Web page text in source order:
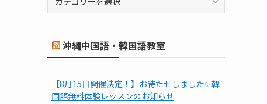
ー
沖縄中国語・韓国語教室
【8月15日開催決定！】お待たせしました✨韓
国語無料体験レッスンのお知らせ